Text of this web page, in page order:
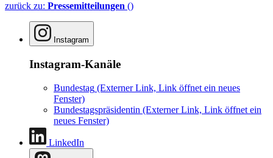
zurück zu: Pressemitteilungen ()
Instagram
Instagram-Kanäle
Bundestag (Externer Link, Link öffnet ein neues
Fenster)
Bundestagspräsidentin (Externer Link, Link öffnet ein
neues Fenster)
LinkedIn